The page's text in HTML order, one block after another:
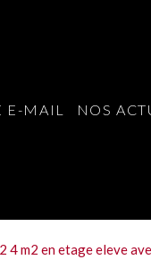
E-MAIL NOS
4 m2 en etage eleve